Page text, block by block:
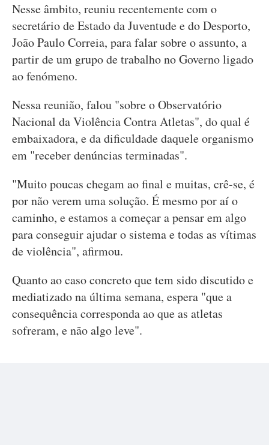
Nesse âmbito, reuniu recentemente com o
secretário de Estado da Juventude e do Desporto,
João Paulo Correia, para falar sobre o assunto, a
partir de um grupo de trabalho no Governo ligado
ao fenómeno.
Nessa reunião, falou "sobre o Observatório
Nacional da Violência Contra Atletas", do qual é
embaixadora, e da dificuldade daquele organismo
em "receber denúncias terminadas".
"Muito poucas chegam ao final e muitas, crê-se, é
por não verem uma solução. É mesmo por aí o
caminho, e estamos a começar a pensar em algo
para conseguir ajudar o sistema e todas as vítimas
de violência", afirmou.
Quanto ao caso concreto que tem sido discutido e
mediatizado na última semana, espera "que a
consequência corresponda ao que as atletas
sofreram, e não algo leve".